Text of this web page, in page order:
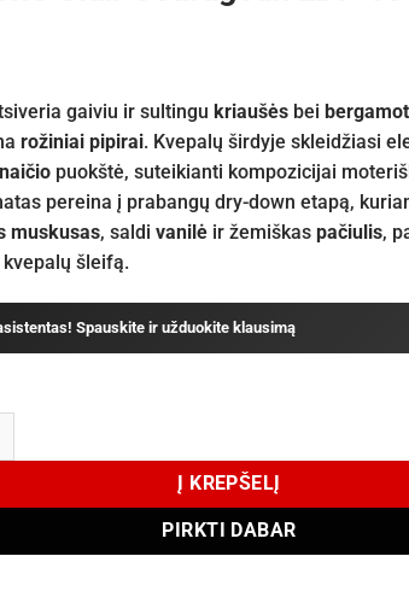
gaiviu ir sultingu kriaušės bei
rožiniai pipirai. Kvepalų širdyje skleidžiasi
puokštė, suteikianti kompozicijai
pereina į prabangų dry-down etapą,
muskusas, saldi vanilė ir žemiškas pačiulis,
šleifą.
Spauskite ir užduokite klausimą
Lion's Club Courageux EDP 100 ml
Į KREPŠELĮ
PIRKTI DABAR